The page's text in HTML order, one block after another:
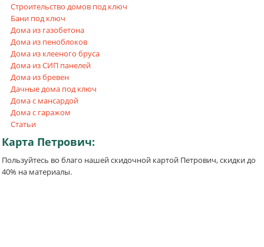
Строительство домов под ключ
Бани под ключ
Дома из газобетона
Дома из пеноблоков
Дома из клееного бруса
Дома из СИП панелей
Дома из бревен
Дачные дома под ключ
Дома с мансардой
Дома с гаражом
Статьи
Карта Петрович:
Пользуйтесь во благо нашей скидочной картой Петрович, скидки до
40% на материалы.